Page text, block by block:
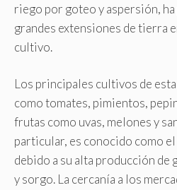
riego por goteo y aspersión,
grandes extensiones de tierra
cultivo.
Los principales cultivos de
como tomates, pimientos,
frutas como uvas, melones y
particular, es conocido como
debido a su alta producción de
y sorgo. La cercanía a los